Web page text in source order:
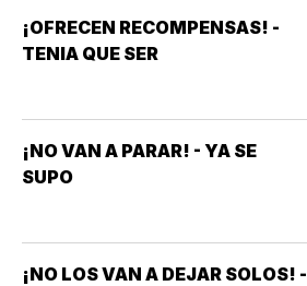
¡OFRECEN RECOMPENSAS! -
TENIA QUE SER
¡NO VAN A PARAR! - YA SE
SUPO
¡NO LOS VAN A DEJAR SOLOS! -